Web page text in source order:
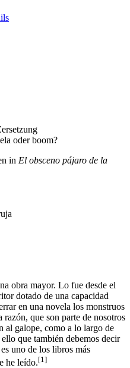
oder boom?
in El obsceno pájaro de la
obra mayor. Lo fue desde el
dotado de una capacidad
en una novela los monstruos
razón, que son parte de nosotros
al galope, como a lo largo de
que también debemos decir
es uno de los libros más
he leído.[1]